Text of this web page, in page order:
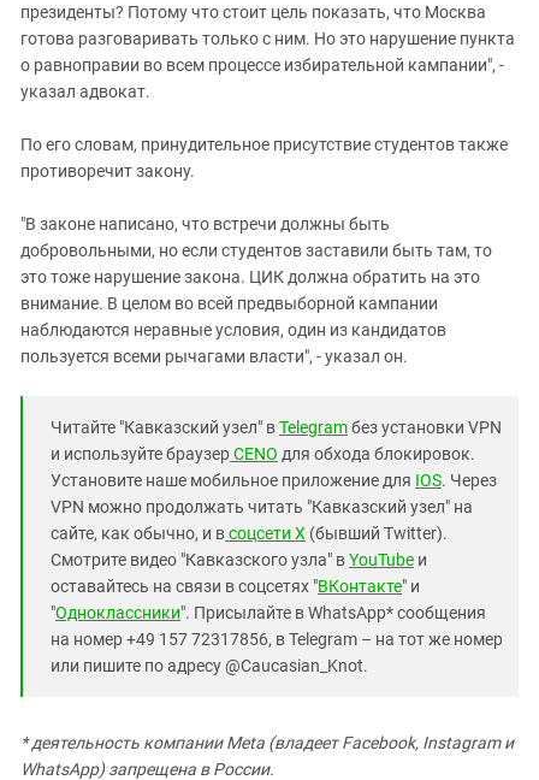
президенты? Потому что стоит цель показать, что Москва
готова разговаривать только с ним. Но это нарушение пункта
о равноправии во всем процессе избирательной кампании", -
указал адвокат.
По его словам, принудительное присутствие студентов также
противоречит закону.
"В законе написано, что встречи должны быть
добровольными, но если студентов заставили быть там, то
это тоже нарушение закона. ЦИК должна обратить на это
внимание. В целом во всей предвыборной кампании
наблюдаются неравные условия, один из кандидатов
пользуется всеми рычагами власти", - указал он.
Читайте "Кавказский узел" вTelegramбез установки VPN
и используйте браузерCENO для обхода блокировок.
Установите наше мобильное приложение для IOS. Через
VPN можно продолжать читать "Кавказский узел" на
сайте, как обычно, и всоцсети X (бывший Twitter).
Смотрите видео "Кавказского узла" вYouTube и
оставайтесь на связи в соцсетях "ВКонтакте" и
"Одноклассники". Присылайте в WhatsApp* сообщения
на номер +49 157 72317856, в Telegram – на тот же номер
или пишите по адресу @Caucasian_Knot.
* деятельность компании Meta (владеет Facebook, Instagram и
WhatsApp) запрещена в России.